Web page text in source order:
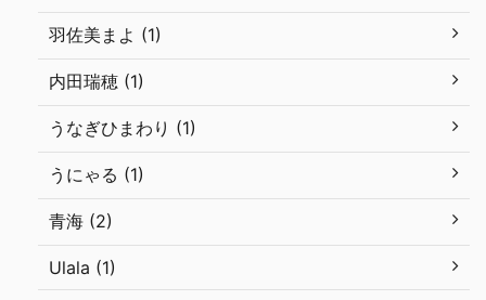
羽佐美まよ (1)
内田瑞穂 (1)
うなぎひまわり (1)
うにゃる (1)
青海 (2)
Ulala (1)